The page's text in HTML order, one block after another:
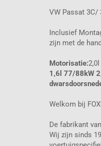
VW Passat 3C/
Inclusief
zijn met de
Motorisatie:
1,6l 77/88kW
Welkom bij
De fabrikant
Wij zijn sinds